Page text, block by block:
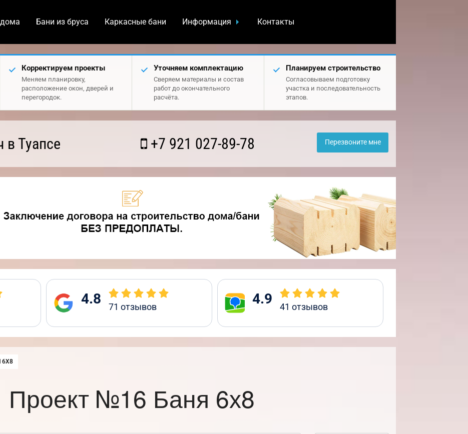
Бани из бруса Каркасные бани Информация Контакты
Корректируем проекты
Меняем планировку,
расположение окон, дверей и
перегородок.
Уточняем комплектацию
Сверяем материалы и состав
работ до окончательного
расчёта.
Планируем строительство
Согласовываем подготовку
участка и последовательность
этапов.
Туапсе +7 921 027-89-78 Перезвоните мне
4.8 71 отзывов 4.9 41 отзывов
6Х8
Проект №16 Баня 6х8